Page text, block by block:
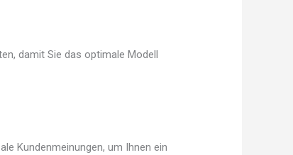
damit Sie das optimale Modell
Kundenmeinungen, um Ihnen ein